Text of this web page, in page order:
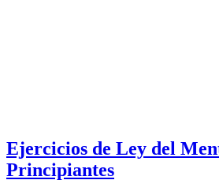
Ejercicios de Ley del
Principiantes